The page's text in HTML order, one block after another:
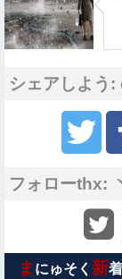
シェアしよう
フォローthx:
ま にゅそく 新